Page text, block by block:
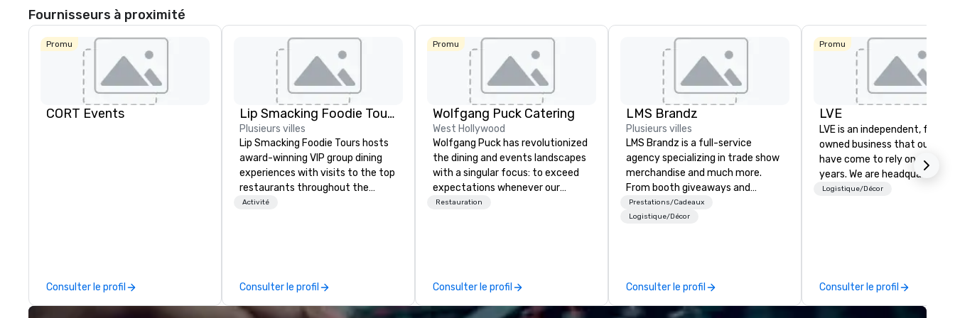
& Suites by
Wyndham
Dallas North
Central
Fournisseurs à proximité
Promu
CORT Events
Consulter le profil
Lip Smacking Foodie Tours
Plusieurs villes
Lip Smacking Foodie Tours hosts
award-winning VIP group dining
experiences with visits to the top
restaurants throughout the
United States. Choose either a
parade of signature dishes and
craft cocktails at each venue, all
Activité
Consulter le profil
Promu
Wolfgang Puck Catering
West Hollywood
Wolfgang Puck has revolutionized
the dining and events landscapes
with a singular focus: to exceed
expectations whenever our
guests gather for a meal.
team continues to set the
standard for culinary excellence,
Restauration
Consulter le profil
LMS Brandz
Plusieurs villes
LMS Brandz is a full-service
agency specializing in trade show
merchandise and much more.
From booth giveaways and
branded apparel to executive
gifting, displays, banners, signage,
choose from, our 20+ years of
industry experience and
Prestations/Cadeaux
Logistique/Décor
Consulter le profil
Promu
LVE
LVE is an independent, family
owned business that our
have come to rely on for
years. We are headquartered
Las Vegas and have satellite
contracting, custom exhibit
building, graphic design,
Logistique/Décor
Consulter le profil